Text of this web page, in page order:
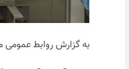
به گزارش روابط عمومی